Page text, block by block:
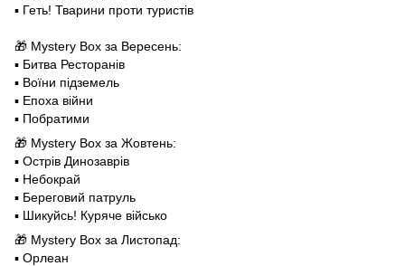
▪️ Геть! Тварини проти туристів
🎁 Mystery Box за Вересень:
▪️ Битва Ресторанів
▪️ Воїни підземель
▪️ Епоха війни
▪️ Побратими
🎁 Mystery Box за Жовтень:
▪️ Острів Динозаврів
▪️ Небокрай
▪️ Береговий патруль
▪️ Шикуйсь! Куряче військо
🎁 Mystery Box за Листопад:
▪️ Орлеан